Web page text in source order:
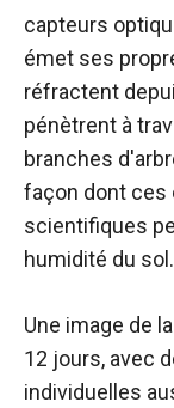
capteurs
émet ses
réfractent
pénètrent à
branches
façon dont ces
scientifiques
humidité du sol.
Une image de
12 jours, avec
individuelles